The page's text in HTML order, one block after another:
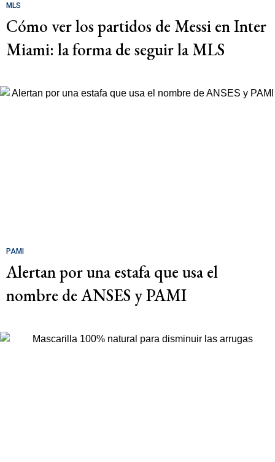
MLS
Cómo ver los partidos de Messi en Inter
Miami: la forma de seguir la MLS
PAMI
Alertan por una estafa que usa el
nombre de ANSES y PAMI